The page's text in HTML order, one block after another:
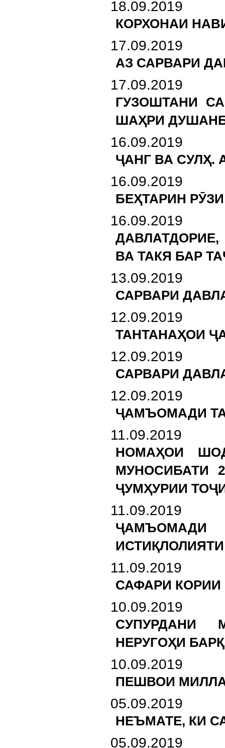
18.09.2019
КОРХОНАИ
17.09.2019
АЗ САРВАРИ
17.09.2019
ГУЗОШТАНИ
ШАҲРИ
16.09.2019
ҶАНГ ВА СУЛҲ.
16.09.2019
БЕҲТАРИН
16.09.2019
ВА ТАКЯ БАР
13.09.2019
САРВАРИ
12.09.2019
ТАНТАНАҲОИ
12.09.2019
САРВАРИ
12.09.2019
ҶАМЪОМАДИ
11.09.2019
НОМАҲОИ
МУНОСИБАТИ
ҶУМҲУРИИ
11.09.2019
ҶАМЪОМАДИ
11.09.2019
САФАРИ
10.09.2019
СУПУРДАНИ
НЕРУГОҲИ
10.09.2019
ПЕШВОИ
05.09.2019
НЕЪМАТЕ, КИ
05.09.2019